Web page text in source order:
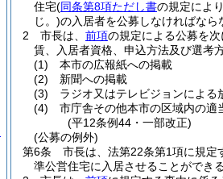
住宅(同条第8項ただし書の規定によ
じ。)の入居者を公募しなければなら
2
市長は、 前項の規定による公募を
賃、入居者資格、申込方法及び選考
(1)
本市の広報紙への掲載
(2)
新聞への掲載
(3)
ラジオ又はテレビジョンによる
(4)
市庁舎その他本市の区域内の適
(平12条例44・一部改正)
(公募の例外)
第6条
市長は、法第22条第1項に規定
準公営住宅に入居させることができる